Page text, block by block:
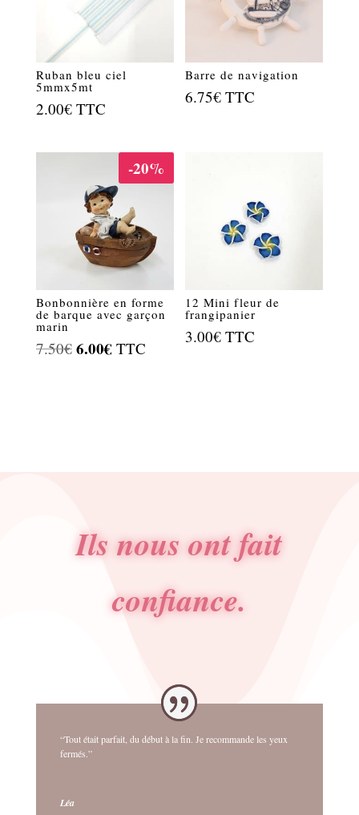
Ruban bleu ciel
5mmx5mt
2.00€ TTC
Barre de navigation
6.75€ TTC
-20%
Bonbonnière en forme
de barque avec garçon
marin
7.50€ Le
6.00€Le
TTC
12 Mini fleur de
frangipanier
3.00€ TTC
Ils nous ont fait
confiance.
“Tout était parfait, du début à la fin. Je recommande les yeux
fermés.”
Léa